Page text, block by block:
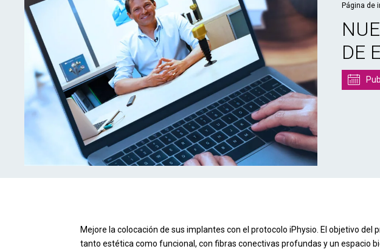
Página de
DE
Mejore la colocación de sus implantes con el protocolo iPhysio. El objetivo
tanto estética como funcional, con fibras conectivas profundas y un espacio